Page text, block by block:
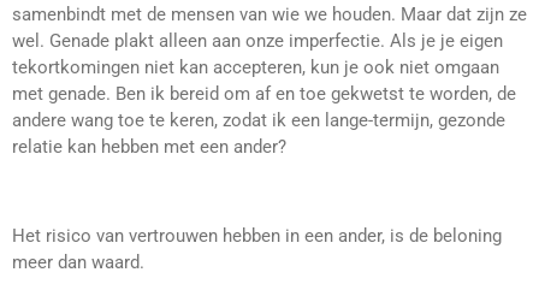
samenbindt met de mensen van wie we houden. Maar dat zijn ze
wel. Genade plakt alleen aan onze imperfectie. Als je je eigen
tekortkomingen niet kan accepteren, kun je ook niet omgaan
met genade. Ben ik bereid om af en toe gekwetst te worden, de
andere wang toe te keren, zodat ik een lange-termijn, gezonde
relatie kan hebben met een ander?
Het risico van vertrouwen hebben in een ander, is de beloning
meer dan waard.